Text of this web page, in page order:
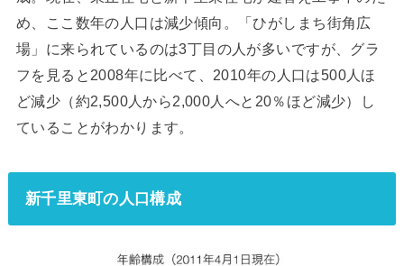
め、ここ数年の人口は減少傾向。「ひがしまち街角広
場」に来られているのは3丁目の人が多いですが、グラ
フを見ると2008年に比べて、2010年の人口は500人ほ
ど減少（約2,500人から2,000人へと20％ほど減少）し
ていることがわかります。
新千里東町の人口構成